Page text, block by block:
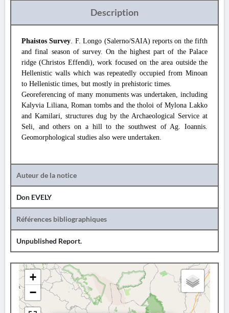
Description
Phaistos Survey. F. Longo (Salerno/SAIA) reports on the fifth
and final season of survey. On the highest part of the Palace
ridge (Christos Effendi), work focused on the area outside the
Hellenistic walls which was repeatedly occupied from Minoan
to Hellenistic times, but mostly in prehistoric times.
Georeferencing of many monuments was undertaken, including
Kalyvia Liliana, Roman tombs and the tholoi of Mylona Lakko
and Kamilari, structures dug by the Archaeological Service at
Seli, and others on a hill to the southwest of Ag. Ioannis.
Geomorphological studies also were undertaken.
Auteur de la notice
Don EVELY
Références bibliographiques
Unpublished Report.
+
−